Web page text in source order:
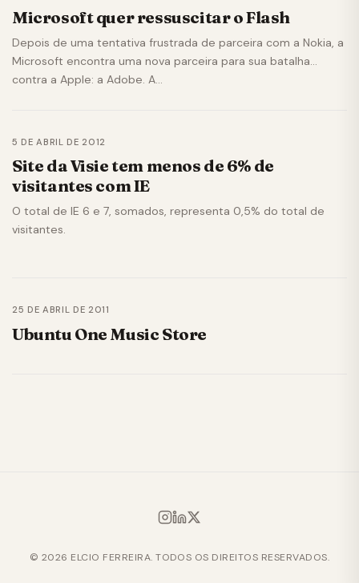
Microsoft quer ressuscitar o Flash
Depois de uma tentativa frustrada de parceira com a Nokia, a
Microsoft encontra uma nova parceira para sua batalha
contra a Apple: a Adobe. A…
5 DE ABRIL DE 2012
Site da Visie tem menos de 6% de
visitantes com IE
O total de IE 6 e 7, somados, representa 0,5% do total de
visitantes.
25 DE ABRIL DE 2011
Ubuntu One Music Store
© 2026 ELCIO FERREIRA. TODOS OS DIREITOS RESERVADOS.